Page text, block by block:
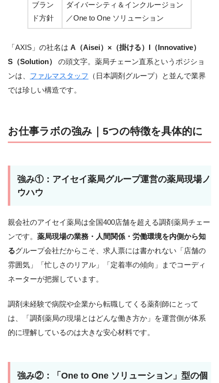
ブラン
ド方針
ダイバーシティ＆インクルージョン
／One to One ソリューション
「AXIS」の社名は A（Aisei）×（掛ける）I（Innovative）
S（Solution）
の頭文字。薬局チェーン直系というポジショ
ンは、 ファルマスタッフ
（日本調剤グループ）と並んで業界
では珍しい構造です。
お仕事ラボの強み｜5つの特徴を具体的に
強み①：アイセイ薬局グループ運営の薬局現場ノ
ウハウ
親会社のアイセイ薬局は全国400店舗を超える調剤薬局チェー
ンです。 薬局現場の業務・人間関係・労働環境を内側から知
るグループ会社だからこそ、求人票には書かれない「店舗の
雰囲気」「忙しさのリアル」「定着率の傾向」までコーディ
ネーターが把握しています。
調剤未経験で病院や企業から転職してくる薬剤師にとって
は、「調剤薬局の現場とはどんな働き方か」を運営側が体系
的に理解しているのは大きな安心材料です。
強み②：「One to One ソリューション」型の個